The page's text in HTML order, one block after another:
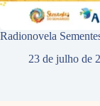
Radionovela
23 de julho de